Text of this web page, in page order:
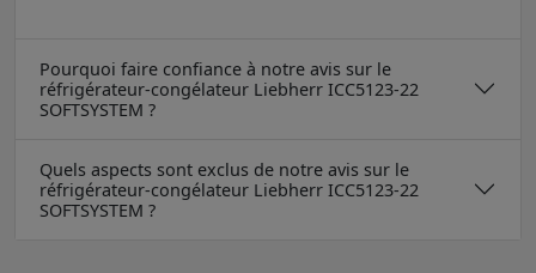
Pourquoi faire confiance à notre avis sur le
réfrigérateur-congélateur Liebherr ICC5123-22
SOFTSYSTEM ?
Quels aspects sont exclus de notre avis sur le
réfrigérateur-congélateur Liebherr ICC5123-22
SOFTSYSTEM ?